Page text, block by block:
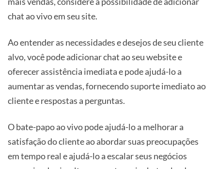
chat ao vivo em seu site.
Ao entender as necessidades e desejos de seu cliente
alvo, você pode adicionar chat ao seu website e
oferecer assistência imediata e pode ajudá-lo a
aumentar as vendas, fornecendo suporte imediato ao
cliente e respostas a perguntas.
O bate-papo ao vivo pode ajudá-lo a melhorar a
satisfação do cliente ao abordar suas preocupações
em tempo real e ajudá-lo a escalar seus negócios